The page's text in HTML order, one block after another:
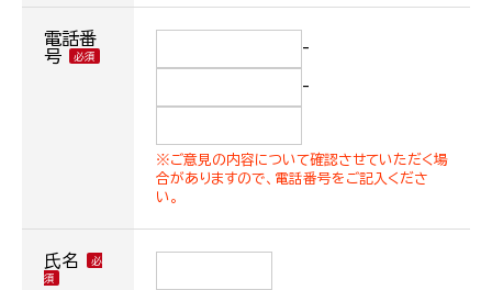
電話番
号
-
-
※ご意見の内容について確認させていただく場
合がありますので、電話番号をご記入くださ
い。
氏名